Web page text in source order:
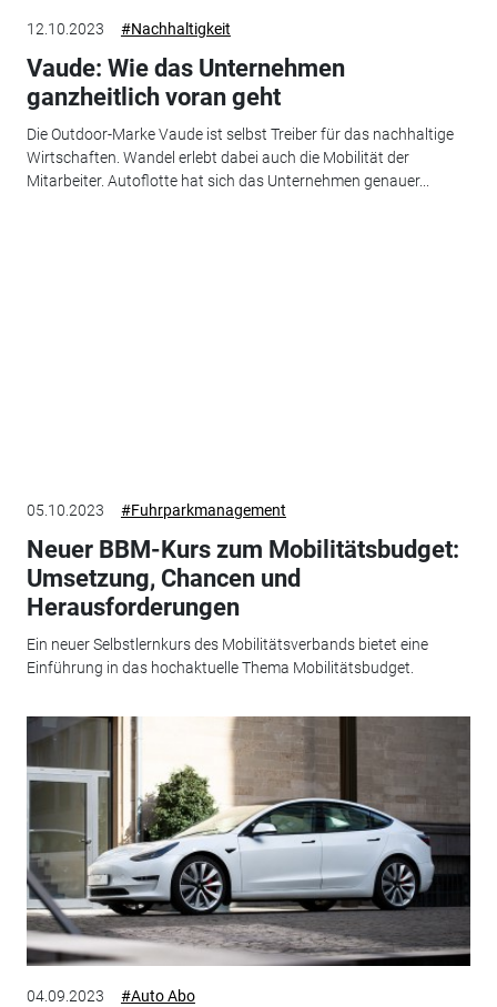
12.10.2023 #Nachhaltigkeit
Vaude: Wie das Unternehmen
ganzheitlich voran geht
Die Outdoor-Marke Vaude ist selbst Treiber für das nachhaltige
Wirtschaften. Wandel erlebt dabei auch die Mobilität der
Mitarbeiter. Autoflotte hat sich das Unternehmen genauer...
05.10.2023 #Fuhrparkmanagement
Neuer BBM-Kurs zum Mobilitätsbudget:
Umsetzung, Chancen und
Herausforderungen
Ein neuer Selbstlernkurs des Mobilitätsverbands bietet eine
Einführung in das hochaktuelle Thema Mobilitätsbudget.
04.09.2023 #Auto Abo